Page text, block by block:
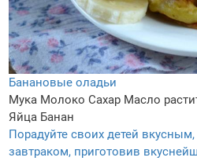
Банановые оладьи
Мука Молоко Сахар Масло
Яйца Банан
Порадуйте своих детей
завтраком, приготовив